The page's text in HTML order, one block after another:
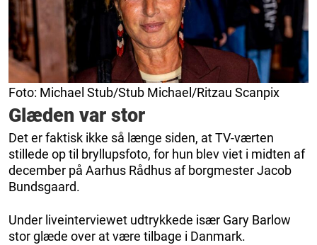
Foto: Michael Stub/Stub Michael/Ritzau Scanpix
Glæden var stor
Det er faktisk ikke så længe siden, at TV-værten
stillede op til bryllupsfoto, for hun blev viet i midten af
december på Aarhus Rådhus af borgmester Jacob
Bundsgaard.
Under liveinterviewet udtrykkede især Gary Barlow
stor glæde over at være tilbage i Danmark.